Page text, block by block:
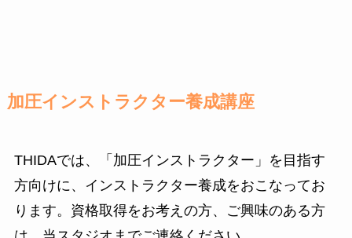
加圧インストラクター養成講座
THIDAでは、「加圧インストラクター」を目指す
方向けに、インストラクター養成をおこなってお
ります。 資格取得をお考えの方、ご興味のある方